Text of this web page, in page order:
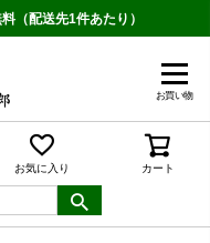
（配送先1件あたり）
お買い物
お気に入り カート